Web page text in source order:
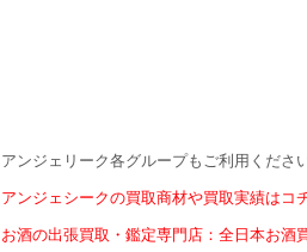
アンジェリーク各グループもご利用くださ
アンジェシークの買取商材や買取実績はコ
お酒の出張買取・鑑定専門店：全日本お酒